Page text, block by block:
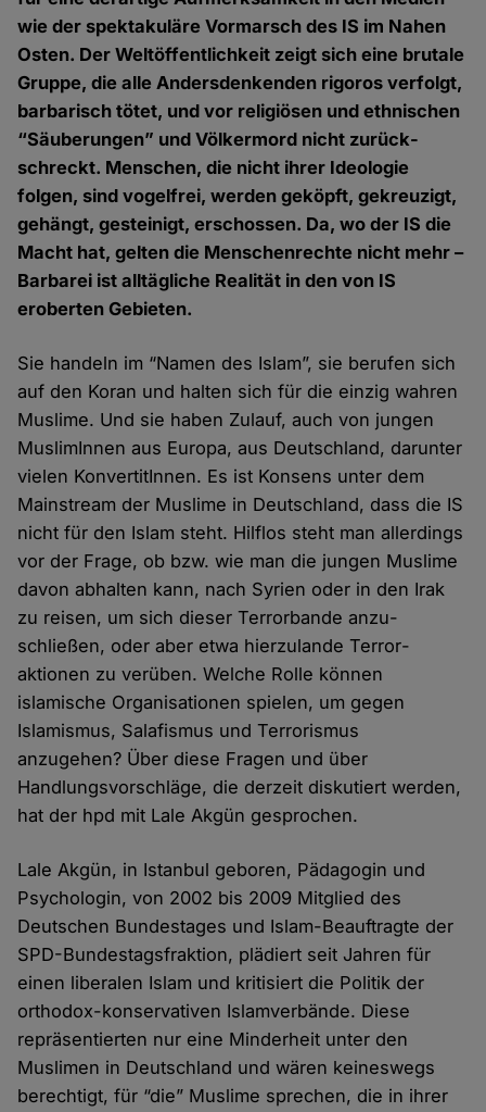
wie der spekta­kuläre Vor­marsch des IS im Nahen
Osten. Der Welt­öffent­lichkeit zeigt sich eine brutale
Gruppe, die alle Anders­denkenden rigoros verfolgt,
barbarisch tötet, und vor religiösen und ethnischen
“Säuberungen” und Völker­mord nicht zurück­
schreckt. Menschen, die nicht ihrer Ideologie
folgen, sind vogel­frei, werden geköpft, gekreuzigt,
gehängt, gesteinigt, erschossen. Da, wo der IS die
Macht hat, gelten die Menschen­rechte nicht mehr –
Barbarei ist all­tägliche Realität in den von IS
eroberten Gebieten.
Sie handeln im “Namen des Islam”, sie berufen sich
auf den Koran und halten sich für die einzig wahren
Muslime. Und sie haben Zulauf, auch von jungen
MuslimInnen aus Europa, aus Deutschland, darunter
vielen Konver­titInnen. Es ist Konsens unter dem
Main­stream der Muslime in Deutschland, dass die IS
nicht für den Islam steht. Hilflos steht man aller­dings
vor der Frage, ob bzw. wie man die jungen Muslime
davon ab­halten kann, nach Syrien oder in den Irak
zu reisen, um sich dieser Terror­bande anzu­
schließen, oder aber etwa hier­zulande Terror­
aktionen zu verüben. Welche Rolle können
islamische Organisationen spielen, um gegen
Islamismus, Salafismus und Terrorismus
anzugehen? Über diese Fragen und über
Handlungs­vorschläge, die der­zeit diskutiert werden,
hat der hpd mit Lale Akgün gesprochen.
Lale Akgün, in Istanbul geboren, Päda­gogin und
Psycho­login, von 2002 bis 2009 Mitglied des
Deutschen Bundes­tages und Islam-Beauftragte der
SPD-Bundes­tags­fraktion, plädiert seit Jahren für
einen liberalen Islam und kritisiert die Politik der
orthodox-konservativen Islam­verbände. Diese
repräsentierten nur eine Minder­heit unter den
Muslimen in Deutschland und wären keines­wegs
berechtigt, für “die” Muslime sprechen, die in ihrer